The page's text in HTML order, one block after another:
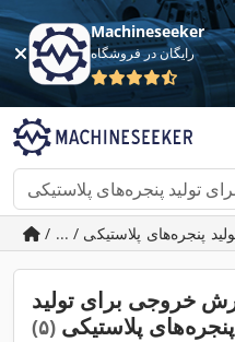
Machineseeker
رایگان در فروشگاه
خروجی برای تولید
پنجره‌های پلاستیکی (۵)